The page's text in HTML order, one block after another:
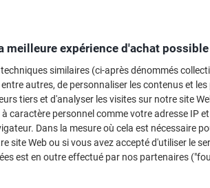
meilleure expérience d'achat possible
similaires (ci-après dénommés
autres, de personnaliser les contenus et les
tiers et d'analyser les visites sur notre site
caractère personnel comme votre adresse IP et
Dans la mesure où cela est nécessaire
site Web ou si vous avez accepté d'utiliser le
est en outre effectué par nos partenaires